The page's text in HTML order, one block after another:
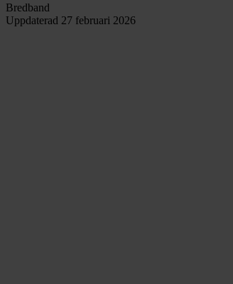
Bredband
Uppdaterad 27 februari 2026